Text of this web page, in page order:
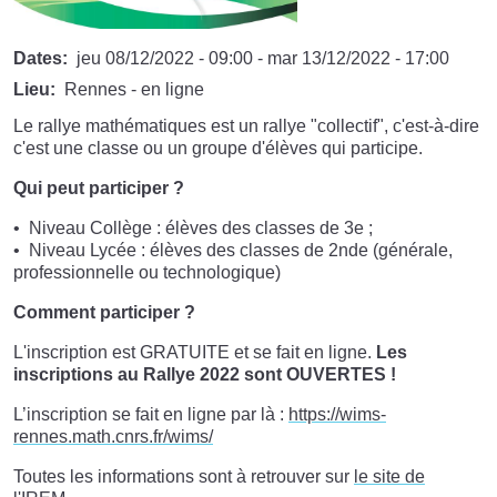
Dates jeu 08/12/2022 - 09:00 - mar 13/12/2022 - 17:00
Lieu
Rennes - en ligne
Le rallye mathématiques est un rallye "collectif", c'est-à-dire
c'est une classe ou un groupe d'élèves qui participe.
Qui peut participer ?
Niveau Collège : élèves des classes de 3e ;
Niveau Lycée : élèves des classes de 2nde (générale,
professionnelle ou technologique)
Comment participer ?
L'inscription est GRATUITE et se fait en ligne. Les
inscriptions au Rallye 2022 sont OUVERTES !
L’inscription se fait en ligne par là : https://wims-
rennes.math.cnrs.fr/wims/
Toutes les informations sont à retrouver sur le site de